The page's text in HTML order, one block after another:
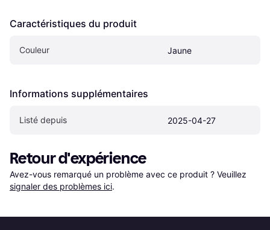
Caractéristiques du produit
Couleur Jaune
Informations supplémentaires
Listé depuis 2025-04-27
Retour d'expérience
Avez-vous remarqué un problème avec ce produit ? Veuillez
signaler des problèmes ici.